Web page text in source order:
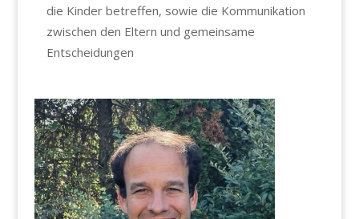
die Kinder betreffen, sowie die Kommunikation
zwischen den Eltern und gemeinsame
Entscheidungen